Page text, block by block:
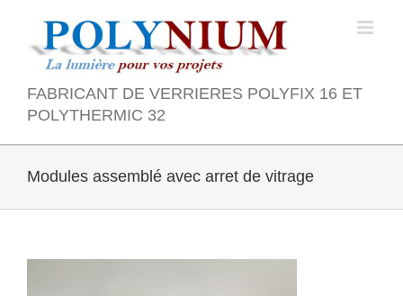
content
FABRICANT DE VERRIERES POLYFIX 16 ET
POLYTHERMIC 32
Modules assemblé avec arret de vitrage